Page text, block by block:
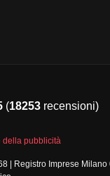
(18253 recensioni)
della pubblicità
| Registro Imprese